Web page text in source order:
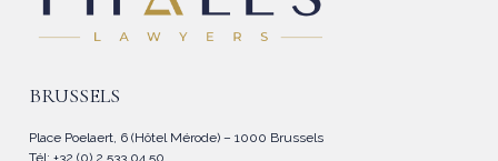
BRUSSELS
Place Poelaert, 6 (Hôtel Mérode) – 1000 Brussels
Tél: +32 (0) 2 533 04 50